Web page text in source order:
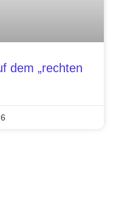
dem „rechten